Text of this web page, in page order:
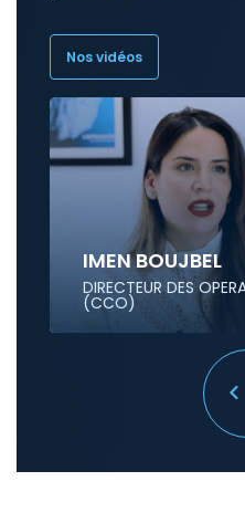
Nos vidéos
IMEN BOUJBEL
DIRECTEUR DES
(CCO)